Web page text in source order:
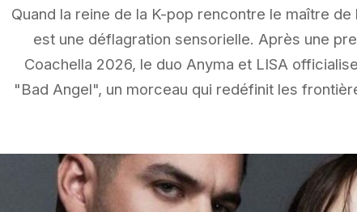
Quand la reine de la K-pop rencontre le maître
est une déflagration sensorielle. Après une
Coachella 2026, le duo Anyma et LISA
"Bad Angel", un morceau qui redéfinit les